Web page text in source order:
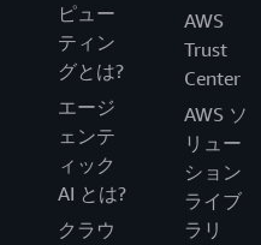
ピュー
ティン
グとは?
エージ
ェンテ
ィック
AI とは?
クラウ
AWS
Trust
Center
AWS ソ
リュー
ション
ライブ
ラリ